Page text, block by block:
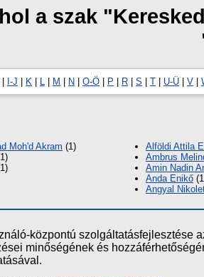
a szak
I-J K L M N O-Ö P R S T U-Ü V
Moh'd Akram (1)
Alföldi Attila
Ambrus
Amin Nadin
Anda Enikő
Angyal
központú szolgáltatásfejlesztése
minőségének és